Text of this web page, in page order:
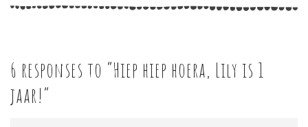
6 responses to “Hiep hiep hoera, Lily is 1
jaar!”